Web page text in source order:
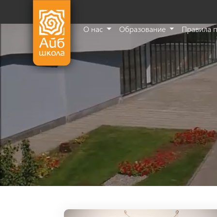
О нас Образование Правила